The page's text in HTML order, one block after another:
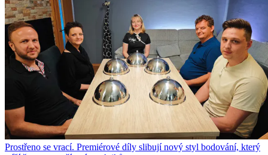
Prostřeno se vrací. Premiérové díly slibují nový styl bodování, který